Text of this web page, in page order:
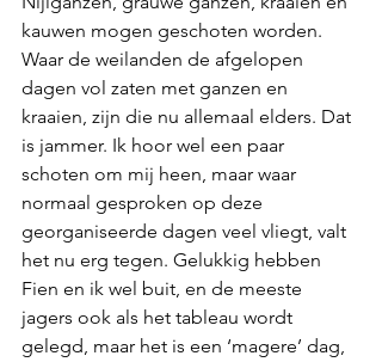
kauwen mogen geschoten worden.
Waar de weilanden de afgelopen
dagen vol zaten met ganzen en
kraaien, zijn die nu allemaal elders. Dat
is jammer. Ik hoor wel een paar
schoten om mij heen, maar waar
normaal gesproken op deze
georganiseerde dagen veel vliegt, valt
het nu erg tegen. Gelukkig hebben
Fien en ik wel buit, en de meeste
jagers ook als het tableau wordt
gelegd, maar het is een ‘magere’ dag,